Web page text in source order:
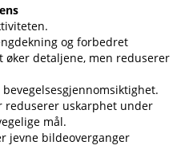
og forbedret
øker detaljene, men reduserer
reduserer uskarphet under
mål.
jevne bildeoverganger